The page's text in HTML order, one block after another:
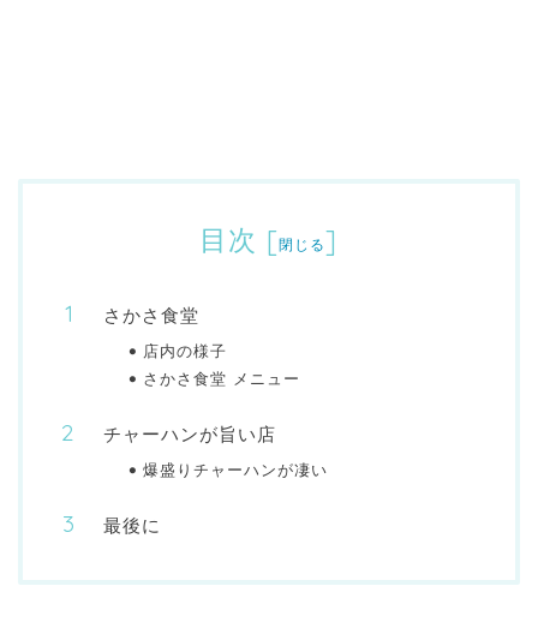
目次 [閉じる]
さかさ食堂
店内の様子
さかさ食堂 メニュー
チャーハンが旨い店
爆盛りチャーハンが凄い
最後に